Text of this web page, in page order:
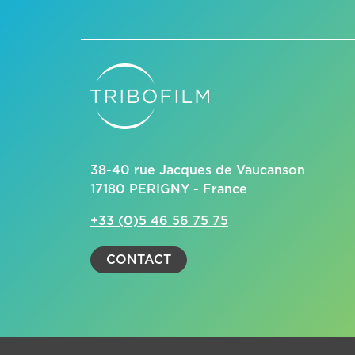
38-40 rue Jacques de Vaucanson
17180 PERIGNY - France
+33 (0)5 46 56 75 75
CONTACT